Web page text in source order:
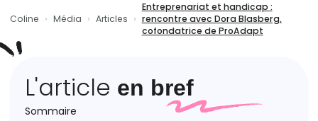
Coline Média Articles
Entreprenariat et handicap :
rencontre avec Dora Blasberg,
cofondatrice de ProAdapt
L'article en bref
Sommaire